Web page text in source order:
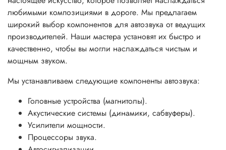
любимыми композициями в дороге. Мы предлагаем
широкий выбор компонентов для автозвука от ведущих
производителей. Наши мастера установят их быстро и
качественно, чтобы вы могли наслаждаться чистым и
мощным звуком.
Мы устанавливаем следующие компоненты автозвука:
Головные устройства (магнитолы).
Акустические системы (динамики, сабвуферы).
Усилители мощности.
Процессоры звука.